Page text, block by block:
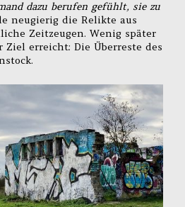
dazu berufen gefühlt, sie zu
neugierig die Relikte aus
Zeitzeugen. Wenig später
erreicht: Die Überreste des